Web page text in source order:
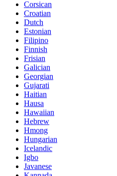
Corsican
Croatian
Dutch
Estonian
Filipino
Finnish
Frisian
Galician
Georgian
Gujarati
Haitian
Hausa
Hawaiian
Hebrew
Hmong
Hungarian
Icelandic
Igbo
Javanese